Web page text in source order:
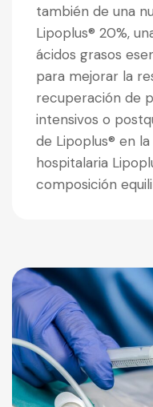
también de una
Lipoplus® 20%,
ácidos grasos
para mejorar la
recuperación de
intensivos o
de Lipoplus® en
hospitalaria
composición